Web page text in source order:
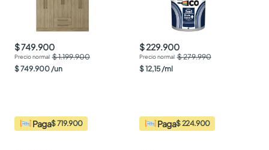
$ 749.900
$ 1.199.900
$749.900 /un
Paga$ 719.900
$ 229.900
$ 279.990
$12,15 /ml
Paga$ 224.900